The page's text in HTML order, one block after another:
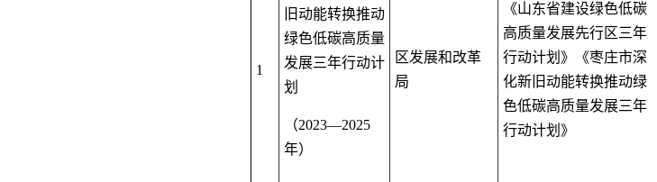
1
旧动能转换推动
绿色低碳高质量
发展三年行动计
划
（2023—2025
年）
区发展和改革
局
《山东省建设绿色低碳
高质量发展先行区三年
行动计划》
《枣庄市深
化新旧动能转换推动绿
色低碳高质量发展三年
行动计划》